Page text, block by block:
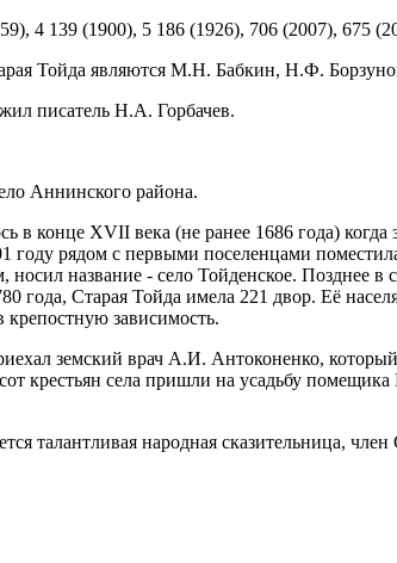
4 139 (1900), 5 186 (1926), 706 (2007), 675
Тойда являются М.Н. Бабкин, Н.Ф.
писатель Н.А. Горбачев.
Аннинского района.
в конце XVII века (не ранее 1686 года)
году рядом с первыми поселенцами
носил название - село Тойденское. Позднее
года, Старая Тойда имела 221 двор. Её
зависимость.
земский врач А.И. Антоконенко,
крестьян села пришли на усадьбу
талантливая народная сказительница,